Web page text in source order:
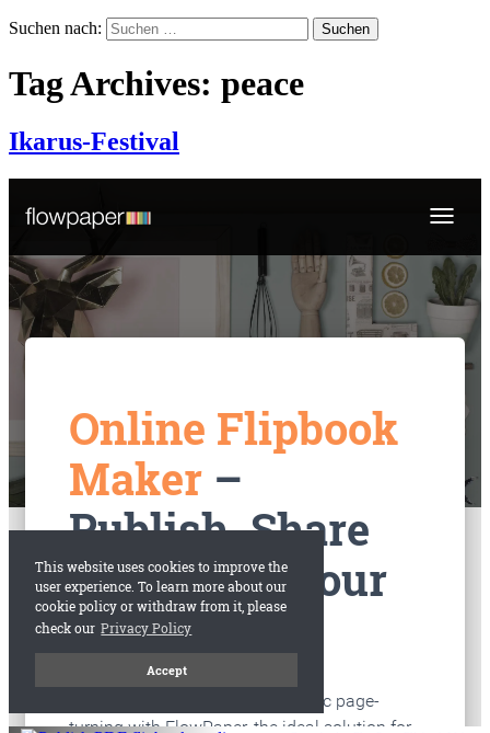
Suchen nach:
Tag Archives: peace
Ikarus-Festival